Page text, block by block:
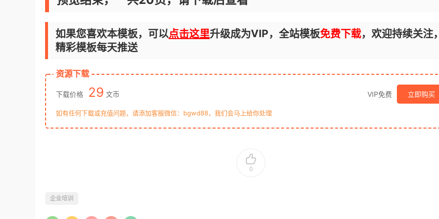
如果您喜欢本模板，可以点击这里升级成为VIP，全站模板免费下载，欢迎持续关注
精彩模板每天推送
资源下载
下载价格 29 文币 VIP免费 立即购买
如有任何下载或充值问题，请添加客服微信：bgwd88，我们会马上给你处理
0
企业培训